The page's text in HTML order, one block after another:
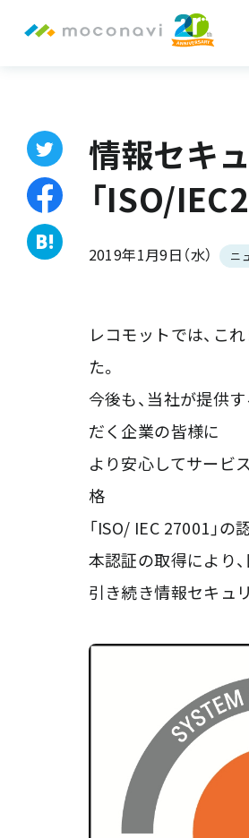
情報セキ
「ISO/
2019年1月9日（水） ニ
レコモットでは、こ
た。
今後も、当社が提供
だく企業の皆様に
より安心してサービ
格
「ISO/ IEC 27001」
本認証の取得により
引き続き情報セキュ